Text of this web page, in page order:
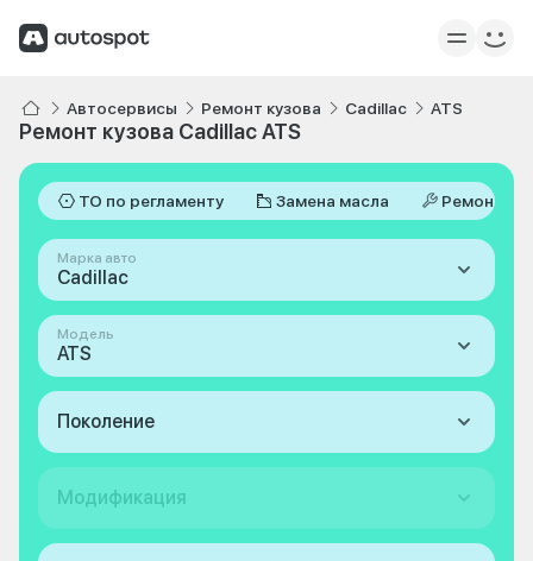
Автосервисы Ремонт кузова Cadillac ATS
Ремонт кузова Cadillac ATS
ТО по регламенту Замена масла Ремонт
Марка авто
Cadillac
Модель
ATS
Поколение
Модификация